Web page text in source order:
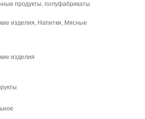
продукты, полуфабрикаты
изделия, Напитки, Мясные
изделия